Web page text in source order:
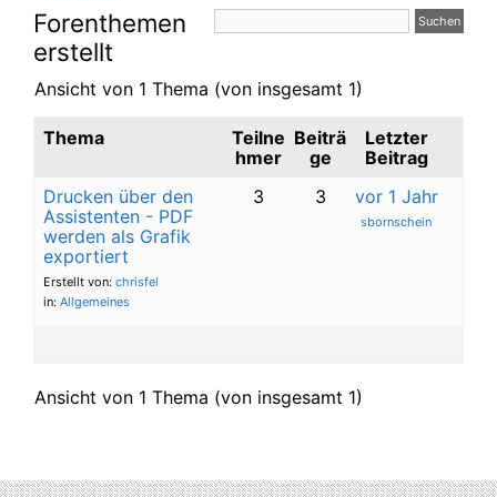
Forenthemen
erstellt
Ansicht von 1 Thema (von insgesamt 1)
Thema
Teilne
hmer
Beiträ
ge
Letzter
Beitrag
Drucken über den
Assistenten - PDF
werden als Grafik
exportiert
Erstellt von: chrisfel
in: Allgemeines
3 3 vor 1 Jahr
sbornschein
Ansicht von 1 Thema (von insgesamt 1)